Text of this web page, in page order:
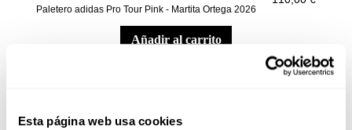
Esta página web usa cookies
Paletero adidas Pro Tour Pink - Martita Ortega 2026
añadir al carrito